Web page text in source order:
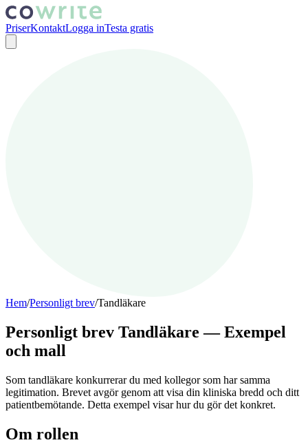
PriserKontaktLogga inTesta gratis
Hem/Personligt brev/Tandläkare
Personligt brev Tandläkare — Exempel
och mall
Som tandläkare konkurrerar du med kollegor som har samma
legitimation. Brevet avgör genom att visa din kliniska bredd och ditt
patientbemötande. Detta exempel visar hur du gör det konkret.
Om rollen